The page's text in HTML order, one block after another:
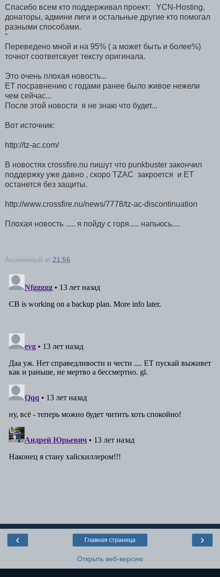
Спасибо всем кто поддерживал проект: YCN-Hosting,
донаторы, админи лиги и остальные другие кто помогал
разными способами.
"
Переведено мной и на 95% ( а может быть и более%)
точнот соответсвует тексту оригинала.
Это очень плохая новость...
ЕТ посравнению с годами ранее было живое нежели
чем сейчас...
После этой новости я не знаю что будет...
Вот источник:
http://tz-ac.com/
В новостях crossfire.nu пишут что punkbuster закончил
поддержку уже давно , скоро TZAC закроется и ЕТ
останется без защиты.
http://www.crossfire.nu/news/7778/tz-ac-discontinuation
Плохая новость ..... я пойду с горя..... напьюсь....
Анонимный at 21:56
‹ ›
Главная страница
Открыть веб-версию